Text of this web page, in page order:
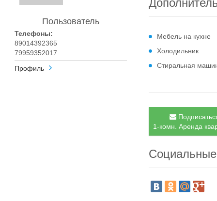
Пользователь
Телефоны:
89014392365
79959352017
Профиль
Мебель на кухне
Холодильник
Стиральная
1-комн. Аренда